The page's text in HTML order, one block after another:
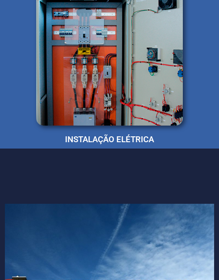
INSTALAÇÃO ELÉTRICA